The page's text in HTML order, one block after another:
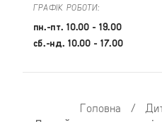
ГРАФІК РОБОТИ:
пн.-пт. 10.00 - 19.00
сб.-нд. 10.00 - 17.00
Головна /